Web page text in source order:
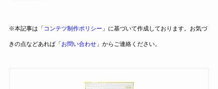
※本記事は「 コンテツ制作ポリシー 」に基づいて作成しております。お気づ
きの点などあれば「お問い合わせ」からご連絡ください。